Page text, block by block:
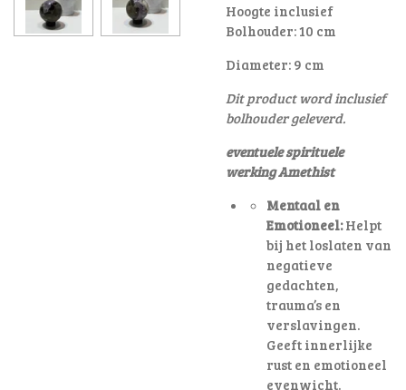
Hoogte inclusief
Bolhouder: 10 cm
Diameter: 9 cm
Dit product word inclusief
bolhouder geleverd.
eventuele spirituele
werking Amethist
Mentaal en
Emotioneel:Helpt
bij het loslaten van
negatieve
gedachten,
trauma’s en
verslavingen.
Geeft innerlijke
rust en emotioneel
evenwicht.